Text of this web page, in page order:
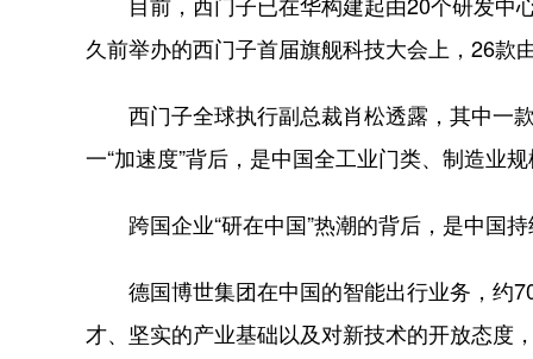
久前举办的西门子首届旗舰科技大会上，26款
西门子全球执行副总裁肖松透露，其中一
一“加速度”背后，是中国全工业门类、制造业
跨国企业“研在中国”热潮的背后，是中国
德国博世集团在中国的智能出行业务，约
才、坚实的产业基础以及对新技术的开放态度